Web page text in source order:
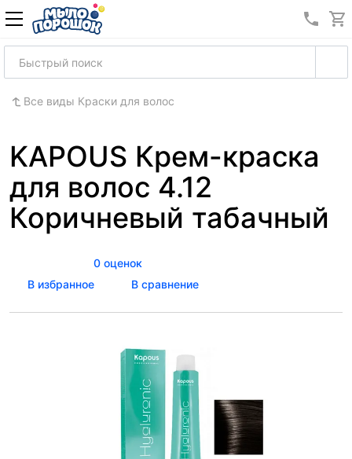
8
Все виды Краски для волос
KAPOUS Крем-краска
для волос 4.12
Коричневый табачный
0 оценок
В избранное
В сравнение